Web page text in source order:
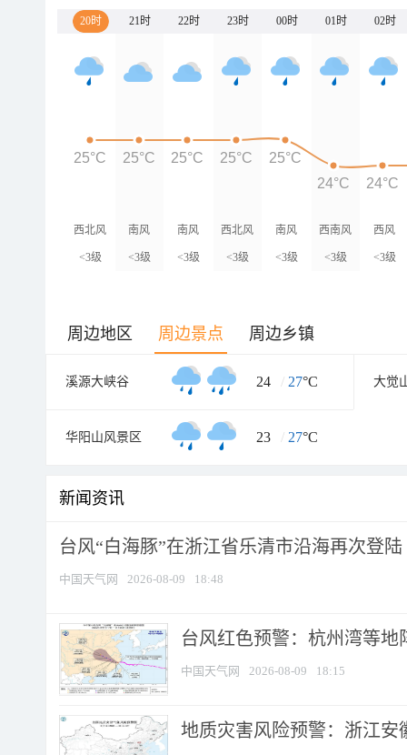
20时 21时 22时 23时 00时 01时 02时
西北风
<3级
南风
<3级
南风
<3级
西北风
<3级
南风
<3级
西南风
<3级
西风
<3级
25°C 25°C 25°C 25°C
25°C
24°C
24°C
周边地区 周边景点 周边乡镇
溪源大峡谷 24 / 27°C 大觉
华阳山风景区 23 / 27°C
新闻资讯
台风“白海豚”在浙江省乐清市沿海再次登陆
中国天气网 2026-08-09 18:48
台风红色预警：杭州湾等地
中国天气网 2026-08-09 18:15
地质灾害风险预警：浙江安